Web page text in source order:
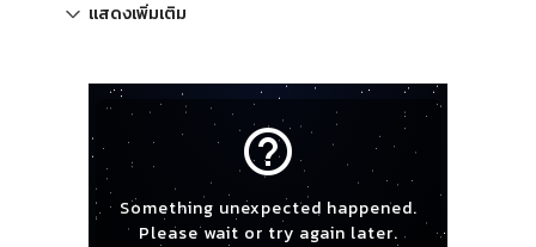
แสดงเพิ่มเติม
help_outline
Something unexpected happened.
Please wait or try again later.